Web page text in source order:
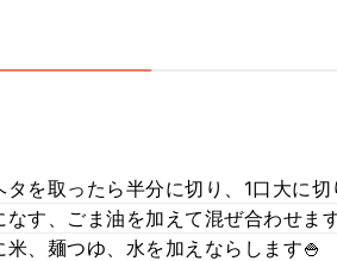
を取ったら半分に切り、1口大に切
す、ごま油を加えて混ぜ合わせま
、麺つゆ、水を加えならします🍚